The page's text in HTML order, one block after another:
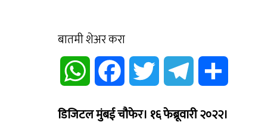
बातमी शेअर करा
WhatsApp Facebook Twitter Telegram
डिजिटल मुंबई चौफेर। १६ फेब्रूवारी २०२२।